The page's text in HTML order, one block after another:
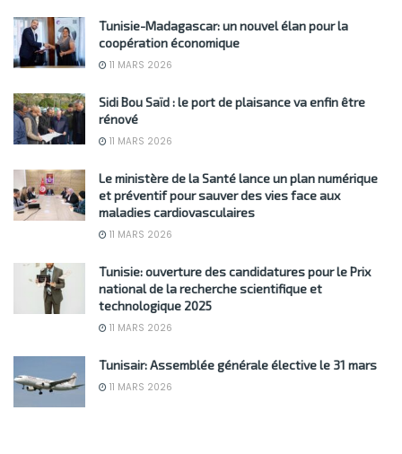
Tunisie-Madagascar: un nouvel élan pour la
coopération économique
11 MARS 2026
Sidi Bou Saïd : le port de plaisance va enfin être
rénové
11 MARS 2026
Le ministère de la Santé lance un plan numérique
et préventif pour sauver des vies face aux
maladies cardiovasculaires
11 MARS 2026
Tunisie: ouverture des candidatures pour le Prix
national de la recherche scientifique et
technologique 2025
11 MARS 2026
Tunisair: Assemblée générale élective le 31 mars
11 MARS 2026